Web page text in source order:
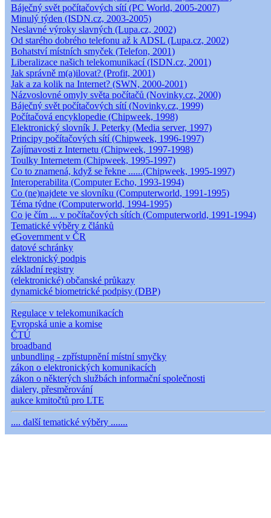
Báječný svět počítačových sítí (PC World, 2005-2007)
Minulý týden (ISDN.cz, 2003-2005)
Neslavné výroky slavných (Lupa.cz, 2002)
Od starého dobrého telefonu až k ADSL (Lupa.cz, 2002)
Bohatství místních smyček (Telefon, 2001)
Liberalizace našich telekomunikací (ISDN.cz, 2001)
Jak správně m(a)ilovat? (Profit, 2001)
Jak a za kolik na Internet? (SWN, 2000-2001)
Názvoslovné omyly světa počítačů (Novinky.cz, 2000)
Báječný svět počítačových sítí (Novinky.cz, 1999)
Počítačová encyklopedie (Chipweek, 1998)
Elektronický slovník J. Peterky (Media server, 1997)
Principy počítačových sítí (Chipweek, 1996-1997)
Zajímavosti z Internetu (Chipweek, 1997-1998)
Toulky Internetem (Chipweek, 1995-1997)
Co to znamená, když se řekne ......(Chipweek, 1995-1997)
Interoperabilita (Computer Echo, 1993-1994)
Co (ne)najdete ve slovníku (Computerworld, 1991-1995)
Téma týdne (Computerworld, 1994-1995)
Co je čím ... v počítačových sítích (Computerworld, 1991-1994)
Tematické výběry z článků
eGovernment v ČR
datové schránky
elektronický podpis
základní registry
(elektronické) občanské průkazy
dynamické biometrické podpisy (DBP)
Regulace v telekomunikacích
Evropská unie a komise
ČTÚ
broadband
unbundling - zpřístupnění místní smyčky
zákon o elektronických komunikacích
zákon o některých službách informační společnosti
dialery, přesměrování
aukce kmitočtů pro LTE
.... další tematické výběry .......